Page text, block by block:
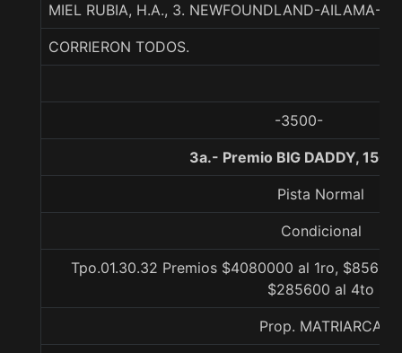
MIEL RUBIA, H.A., 3. NEWFOUNDLAND-AILAMA-
CORRIERON TODOS.
-3500-
3a.- Premio BIG DADDY,
Pista Normal
Condicional
Tpo.01.30.32 Premios $4080000 al 1ro,
$285600 al 4to
Prop. MATRIARCA